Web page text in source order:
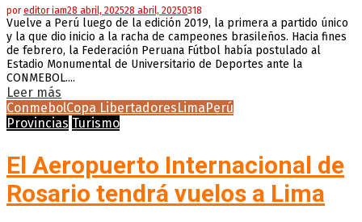
poreditor iam28 abril, 202528 abril, 20250318
Vuelve a Perú luego de la edición 2019, la primera a partido único
y la que dio inicio a la racha de campeones brasileños. Hacia fines
de febrero, la Federación Peruana Fútbol había postulado al
Estadio Monumental de Universitario de Deportes ante la
CONMEBOL....
Leer más
ConmebolCopa LibertadoresLimaPerú
Provincias Turismo
El Aeropuerto Internacional de
Rosario tendrá vuelos a Lima